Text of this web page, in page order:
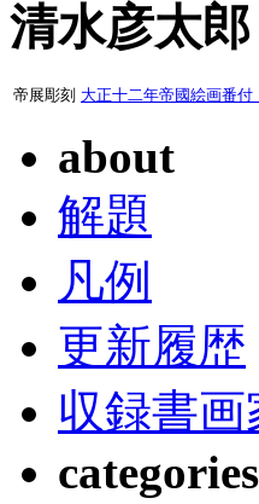
清水彦太郎
帝展彫刻 大正十二年帝國絵画番付
about
解題
凡例
更新履歴
収録書
categories